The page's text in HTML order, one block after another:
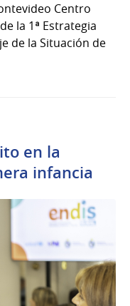
Centro
la 1ª Estrategia
de la Situación de
en la
infancia